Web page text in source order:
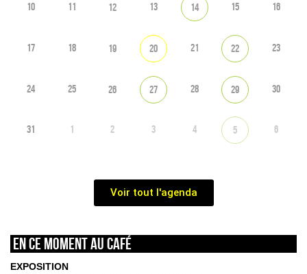
10 11 12 13 14 15 16
17 18 19 20 21 22 23
24 25 26 27 28 29 30
31 1 2 3 4 5 6
Voir tout l'agenda
En ce moment au café
EXPOSITION